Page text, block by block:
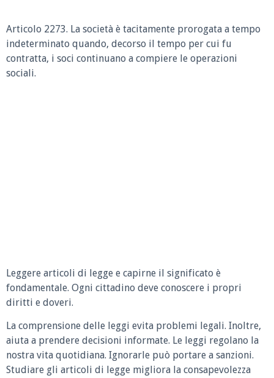
Articolo 2273. La società è tacitamente prorogata a tempo
indeterminato quando, decorso il tempo per cui fu
contratta, i soci continuano a compiere le operazioni
sociali.
Leggere articoli di legge e capirne il significato è
fondamentale. Ogni cittadino deve conoscere i propri
diritti e doveri.
La comprensione delle leggi evita problemi legali. Inoltre,
aiuta a prendere decisioni informate. Le leggi regolano la
nostra vita quotidiana. Ignorarle può portare a sanzioni.
Studiare gli articoli di legge migliora la consapevolezza